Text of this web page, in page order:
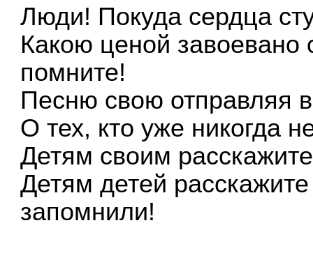
Люди! Покуда сердца
Какою ценой завоевано
помните!
Песню свою отправляя
О тех, кто уже никогда
Детям своим
Детям детей
запомнили!